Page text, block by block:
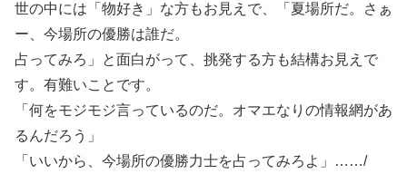
世の中には「物好き」な方もお見えで、「夏場所だ。さぁ
ー、今場所の優勝は誰だ。
占ってみろ」と面白がって、挑発する方も結構お見えで
す。有難いことです。
「何をモジモジ言っているのだ。オマエなりの情報網があ
るんだろう」
「いいから、今場所の優勝力士を占ってみろよ」……/